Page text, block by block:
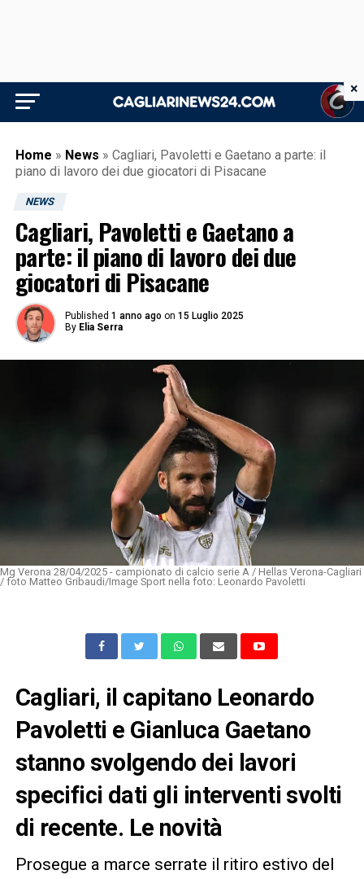
Home » News » Cagliari, Pavoletti e Gaetano a parte: il
piano di lavoro dei due giocatori di Pisacane
NEWS
Cagliari, Pavoletti e Gaetano a
parte: il piano di lavoro dei due
giocatori di Pisacane
Published 1 anno ago on 15 Luglio 2025
By Elia Serra
Mg Verona 28/04/2025 - campionato di calcio serie A / Hellas Verona-Cagliari
/ foto Matteo Gribaudi/Image Sport nella foto: Leonardo Pavoletti
Cagliari, il capitano Leonardo
Pavoletti e Gianluca Gaetano
stanno svolgendo dei lavori
specifici dati gli interventi svolti
di recente. Le novità
Prosegue a marce serrate il ritiro estivo del
×